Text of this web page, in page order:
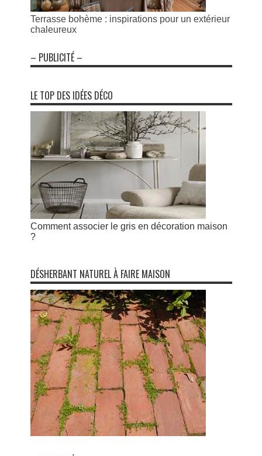
Terrasse bohème : inspirations pour un extérieur
chaleureux
– PUBLICITÉ –
LE TOP DES IDÉES DÉCO
Comment associer le gris en décoration maison
?
DÉSHERBANT NATUREL À FAIRE MAISON